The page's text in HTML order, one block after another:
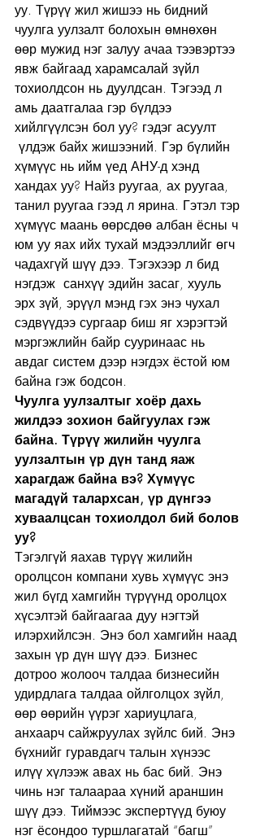
уу. Түрүү жил жишээ нь бидний
чуулга уулзалт болохын өмнөхөн
өөр мужид нэг залуу ачаа тээвэртээ
явж байгаад харамсалай зүйл
тохиолдсон нь дуулдсан. Тэгээд л
амь даатгалаа гэр бүлдээ
хийлгүүлсэн бол уу? гэдэг асуулт
үлдэж байх жишээний. Гэр бүлийн
хүмүүс нь ийм үед АНУ-д хэнд
хандах уу? Найз руугаа, ах руугаа,
танил руугаа гээд л ярина. Гэтэл тэр
хүмүүс маань өөрсдөө албан ёсны ч
юм уу яах ийх тухай мэдээллийг өгч
чадахгүй шүү дээ. Тэгэхээр л бид
нэгдэж  санхүү эдийн засаг, хууль
эрх зүй, эрүүл мэнд гэх энэ чухал
сэдвүүдээ сургаар биш яг хэрэгтэй
мэргэжлийн байр сууринаас нь
авдаг систем дээр нэгдэх ёстой юм
байна гэж бодсон.
Чуулга уулзалтыг хоёр дахь
жилдээ зохион байгуулах гэж
байна. Түрүү жилийн чуулга
уулзалтын үр дүн танд яаж
харагдаж байна вэ? Хүмүүс
магадүй талархсан, үр дүнгээ
хуваалцсан тохиолдол бий болов
уу?
Тэгэлгүй яахав түрүү жилийн
оролцсон компани хувь хүмүүс энэ
жил бүгд хамгийн түрүүнд оролцох
хүсэлтэй байгаагаа дуу нэгтэй
илэрхийлсэн. Энэ бол хамгийн наад
захын үр дүн шүү дээ. Бизнес
дотроо жолооч талдаа бизнесийн
удирдлага талдаа ойлголцох зүйл,
өөр өөрийн үүрэг хариуцлага,
анхаарч сайжруулах зүйлс бий. Энэ
бүхнийг гуравдагч талын хүнээс
илүү хүлээж авах нь бас бий. Энэ
чинь нэг талаараа хүний араншин
шүү дээ. Тиймээс экспертүүд буюу
нэг ёсондоо туршлагатай “багш”